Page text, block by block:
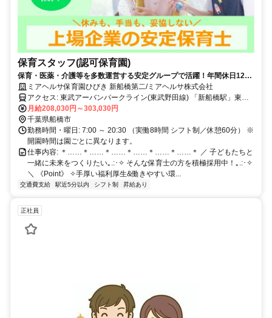
保育スタッフ(認可保育園)
保育・医薬・介護等を多数運営する安定グループで活躍！年間休日128
日以上／手厚い福利厚生あり
ミアヘルサ保育園ひびき 新船橋第二/ミアヘルサ株式会社
アクセス: 東武アーバンパークライン(東武野田線) 「新船橋駅」東口
徒歩1分
月給208,030円～303,030円
千葉県船橋市
勤務時間・曜日: 7:00 ～ 20:30 （実働8時間 シフト制／休憩60分） ※
開園時間は園ごとに異なります。
仕事内容: ＊……＊……＊……＊……＊……＊……＊ ／ 子どもたちと
一緒に未来をつくりたい｡.:･✧ そんな保育士の方を積極採用中！｡.:･✧
＼ 《Point》 ✧手厚い福利厚生&働きやすい環...
交通費支給 駅近5分以内 シフト制 昇給あり
正社員